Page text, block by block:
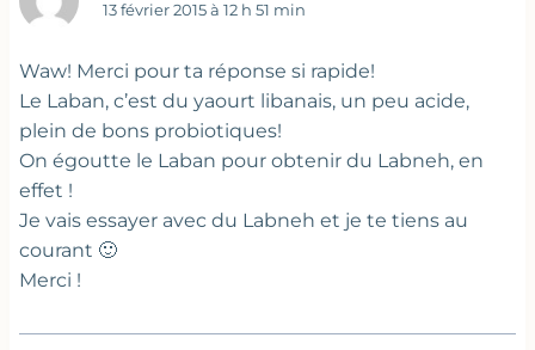
13 février 2015 à 12 h 51 min
Waw! Merci pour ta réponse si rapide!
Le Laban, c’est du yaourt libanais, un peu acide,
plein de bons probiotiques!
On égoutte le Laban pour obtenir du Labneh, en
effet !
Je vais essayer avec du Labneh et je te tiens au
courant 🙂
Merci !